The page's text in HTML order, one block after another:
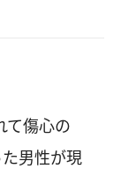
て傷心の
男性が現